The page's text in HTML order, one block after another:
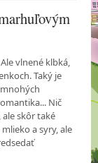
vlnené klbká,
Taký je
Nič
skôr také
a syry, ale